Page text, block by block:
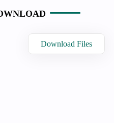
Download Files